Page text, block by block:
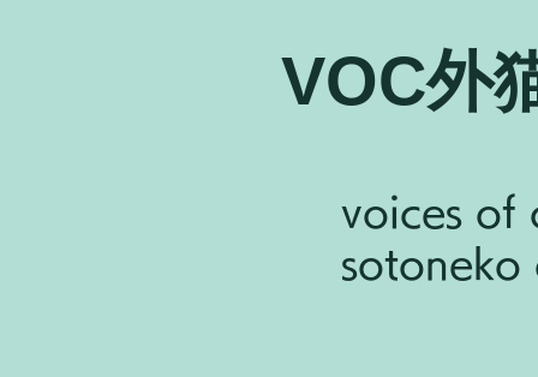
VOC外
voices of
sotoneko